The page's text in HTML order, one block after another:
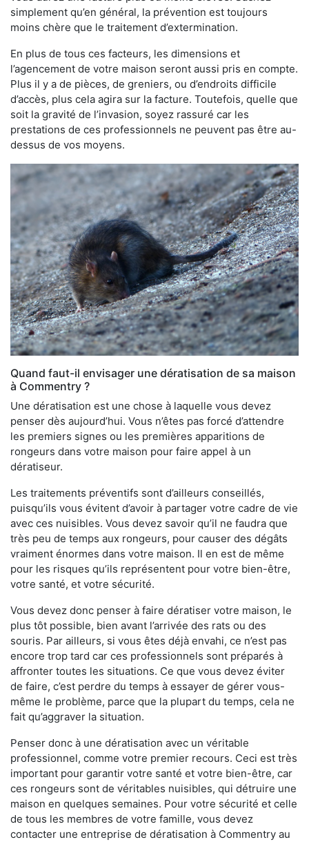
simplement qu’en général, la prévention est toujours
moins chère que le traitement d’extermination.
En plus de tous ces facteurs, les dimensions et
l’agencement de votre maison seront aussi pris en compte.
Plus il y a de pièces, de greniers, ou d’endroits difficile
d’accès, plus cela agira sur la facture. Toutefois, quelle que
soit la gravité de l’invasion, soyez rassuré car les
prestations de ces professionnels ne peuvent pas être au-
dessus de vos moyens.
Quand faut-il envisager une dératisation de sa maison
à Commentry ?
Une dératisation est une chose à laquelle vous devez
penser dès aujourd’hui. Vous n’êtes pas forcé d’attendre
les premiers signes ou les premières apparitions de
rongeurs dans votre maison pour faire appel à un
dératiseur.
Les traitements préventifs sont d’ailleurs conseillés,
puisqu’ils vous évitent d’avoir à partager votre cadre de vie
avec ces nuisibles. Vous devez savoir qu’il ne faudra que
très peu de temps aux rongeurs, pour causer des dégâts
vraiment énormes dans votre maison. Il en est de même
pour les risques qu’ils représentent pour votre bien-être,
votre santé, et votre sécurité.
Vous devez donc penser à faire dératiser votre maison, le
plus tôt possible, bien avant l’arrivée des rats ou des
souris. Par ailleurs, si vous êtes déjà envahi, ce n’est pas
encore trop tard car ces professionnels sont préparés à
affronter toutes les situations. Ce que vous devez éviter
de faire, c’est perdre du temps à essayer de gérer vous-
même le problème, parce que la plupart du temps, cela ne
fait qu’aggraver la situation.
Penser donc à une dératisation avec un véritable
professionnel, comme votre premier recours. Ceci est très
important pour garantir votre santé et votre bien-être, car
ces rongeurs sont de véritables nuisibles, qui détruire une
maison en quelques semaines. Pour votre sécurité et celle
de tous les membres de votre famille, vous devez
contacter une entreprise de dératisation à Commentry au